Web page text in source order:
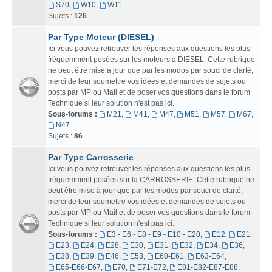
S70, W10,
W11
Sujets : 126
Par Type Moteur (DIESEL)
Ici vous pouvez retrouver les réponses aux questions les plus
fréquemment posées sur les moteurs à DIESEL. Cette rubrique
ne peut être mise à jour que par les modos par souci de clarté,
merci de leur soumettre vos idées et demandes de sujets ou
posts par MP ou Mail et de poser vos questions dans le forum
Technique si leur solution n'est pas ici.
Sous-forums :
M21, M41, M47, M51, M57, M67,
N47
Sujets : 86
Par Type Carrosserie
Ici vous pouvez retrouver les réponses aux questions les plus
fréquemment posées sur la CARROSSERIE. Cette rubrique ne
peut être mise à jour que par les modos par souci de clarté,
merci de leur soumettre vos idées et demandes de sujets ou
posts par MP ou Mail et de poser vos questions dans le forum
Technique si leur solution n'est pas ici.
Sous-forums :
E3 - E6 - E8 - E9 - E10 - E20, E12, E21,
E23, E24, E28, E30, E31, E32, E34, E36,
E38, E39, E46, E53, E60-E61, E63-E64,
E65-E66-E67, E70, E71-E72, E81-E82-E87-E88,